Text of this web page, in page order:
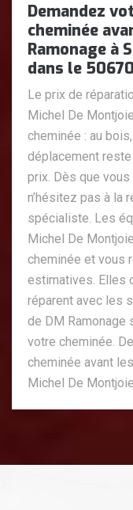
Demandez
cheminée
Ramonage à
dans le
Le prix de
Michel De
cheminée : au
déplacement
prix. Dès que
n’hésitez pas à la
spécialiste. Les
Michel De
cheminée et vous
estimatives. Elles
réparent avec les
de DM
votre cheminée.
cheminée avant
Michel De